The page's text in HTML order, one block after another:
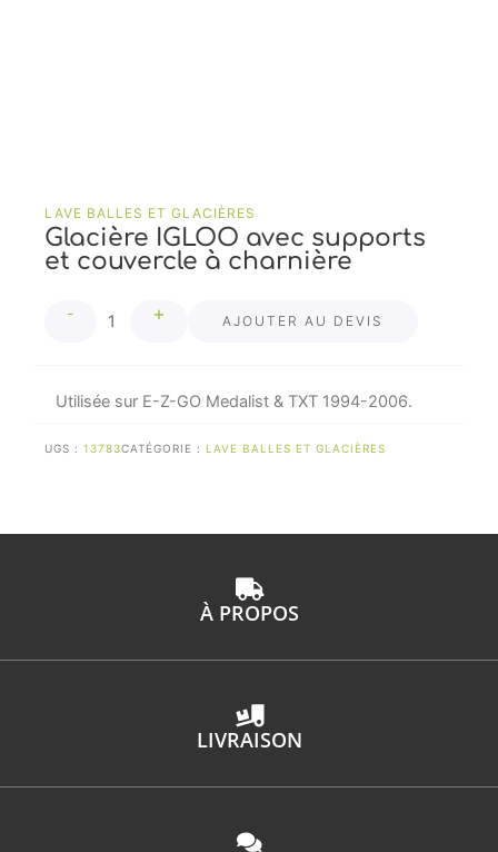
LAVE BALLES ET GLACIÈRES
Glacière IGLOO avec supports
et couvercle à charnière
-
avec
et
charnière
+ AJOUTER AU DEVIS
Utilisée sur E-Z-GO Medalist & TXT 1994-2006.
UGS : 13783CATÉGORIE : LAVE BALLES ET GLACIÈRES
À PROPOS
LIVRAISON